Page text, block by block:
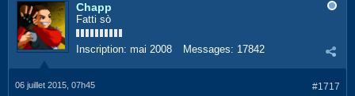
Chapp
Fatti sò
Inscription: mai 2008 Messages: 17842
#1717
06 juillet 2015, 07h45